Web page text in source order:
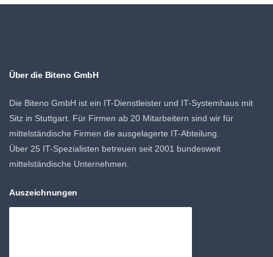
Über die Biteno GmbH
Die Biteno GmbH ist ein IT-Dienstleister und IT-Systemhaus mit
Sitz in Stuttgart. Für Firmen ab 20 Mitarbeitern sind wir für
mittelständische Firmen die ausgelagerte IT-Abteilung.
Über 25 IT-Spezialisten betreuen seit 2001 bundesweit
mittelständische Unternehmen.
Auszeichnungen